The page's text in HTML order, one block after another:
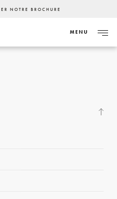
NOTRE BROCHURE
MENU